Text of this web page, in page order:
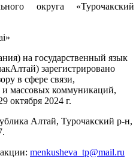
округа «Турочакский
на государственный язык
зарегистрировано
в сфере связи,
массовых коммуникаций,
октября 2024 г.
Алтай, Турочакский р-н,
menkusheva_tp@mail.ru